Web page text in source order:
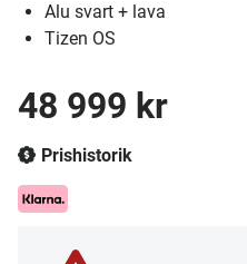
Alu svart + lava
Tizen OS
48 999 kr
Prishistorik